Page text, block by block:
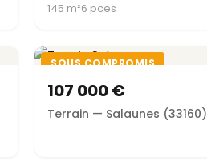
145 m²6 pces
SOUS COMPROMIS
107 000 €
Terrain — Salaunes (33160)